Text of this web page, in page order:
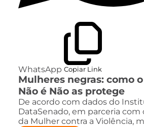
WhatsApp Copiar Link
Mulheres negras: como
Não é Não as protege
De acordo com dados do
DataSenado, em parceria com
da Mulher contra a Violência,